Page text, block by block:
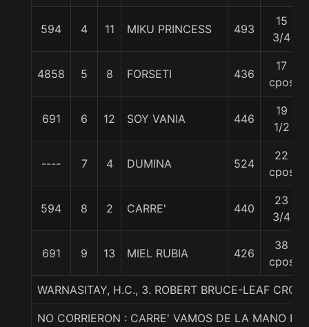
594 4 11 MIKU PRINCESS 493
15
3/4
4858 5 8 FORSETI 436
17
cpos
691 6 12 SOY VANIA 446
19
1/2
---- 7 4 DUMINA 524
22
cpos
594 8 2 CARRE' 440
23
3/4
691 9 13 MIEL RUBIA 426
38
cpos
WARNASITAY, H.C., 3. ROBERT BRUCE-LEAF
NO CORRIERON : CARRE' VAMOS DE LA MANO